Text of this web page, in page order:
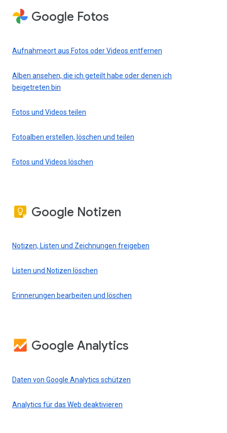
Google Fotos
Aufnahmeort aus Fotos oder Videos entfernen
Alben ansehen, die ich geteilt habe oder denen ich
beigetreten bin
Fotos und Videos teilen
Fotoalben erstellen, löschen und teilen
Fotos und Videos löschen
Google Notizen
Notizen, Listen und Zeichnungen freigeben
Listen und Notizen löschen
Erinnerungen bearbeiten und löschen
Google Analytics
Daten von Google Analytics schützen
Analytics für das Web deaktivieren